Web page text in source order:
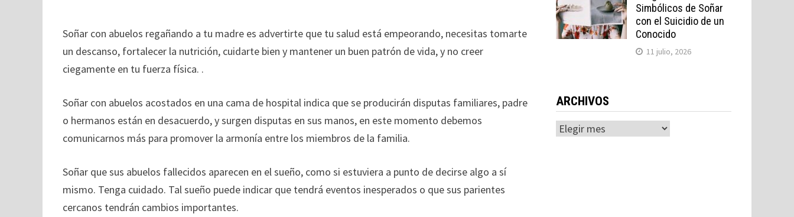
Soñar con abuelos regañando a tu madre es advertirte que tu salud está empeorando, necesitas tomarte
un descanso, fortalecer la nutrición, cuidarte bien y mantener un buen patrón de vida, y no creer
ciegamente en tu fuerza física. .
Soñar con abuelos acostados en una cama de hospital indica que se producirán disputas familiares, padre
o hermanos están en desacuerdo, y surgen disputas en sus manos, en este momento debemos
comunicarnos más para promover la armonía entre los miembros de la familia.
Soñar que sus abuelos fallecidos aparecen en el sueño, como si estuviera a punto de decirse algo a sí
mismo. Tenga cuidado. Tal sueño puede indicar que tendrá eventos inesperados o que sus parientes
cercanos tendrán cambios importantes.
Simbólicos de Soñar
con el Suicidio de un
Conocido
11 julio, 2026
ARCHIVOS
Archivos